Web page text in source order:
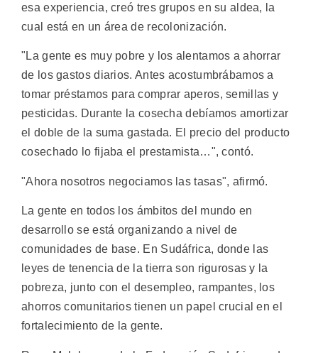
esa experiencia, creó tres grupos en su aldea, la
cual está en un área de recolonización.
"La gente es muy pobre y los alentamos a ahorrar
de los gastos diarios. Antes acostumbrábamos a
tomar préstamos para comprar aperos, semillas y
pesticidas. Durante la cosecha debíamos amortizar
el doble de la suma gastada. El precio del producto
cosechado lo fijaba el prestamista…", contó.
"Ahora nosotros negociamos las tasas", afirmó.
La gente en todos los ámbitos del mundo en
desarrollo se está organizando a nivel de
comunidades de base. En Sudáfrica, donde las
leyes de tenencia de la tierra son rigurosas y la
pobreza, junto con el desempleo, rampantes, los
ahorros comunitarios tienen un papel crucial en el
fortalecimiento de la gente.